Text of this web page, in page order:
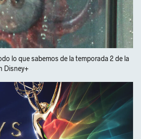
lo que sabemos de la temporada 2 de la
Disney+